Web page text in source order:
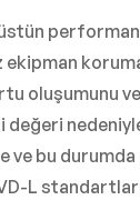
oluşumunu ve
değeri
ve bu
L